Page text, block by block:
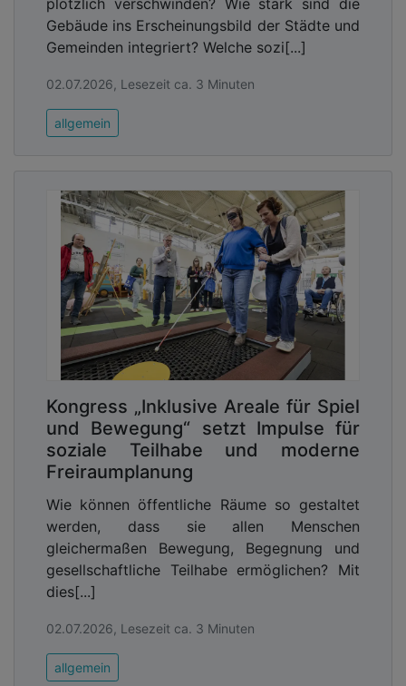
plötzlich verschwinden? Wie stark sind die
Gebäude ins Erscheinungsbild der Städte und
Gemeinden integriert? Welche sozi[...]
02.07.2026, Lesezeit ca. 3 Minuten
allgemein
Kongress „Inklusive Areale für Spiel
und Bewegung“ setzt Impulse für
soziale Teilhabe und moderne
Freiraumplanung
Wie können öffentliche Räume so gestaltet
werden, dass sie allen Menschen
gleichermaßen Bewegung, Begegnung und
gesellschaftliche Teilhabe ermöglichen? Mit
dies[...]
02.07.2026, Lesezeit ca. 3 Minuten
allgemein